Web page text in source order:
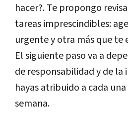
hacer?. Te propongo
tareas imprescindibles:
urgente y otra más que te
El siguiente paso va a
de responsabilidad y de
hayas atribuido a cada
semana.